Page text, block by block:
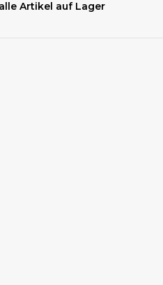
alle Artikel auf Lager